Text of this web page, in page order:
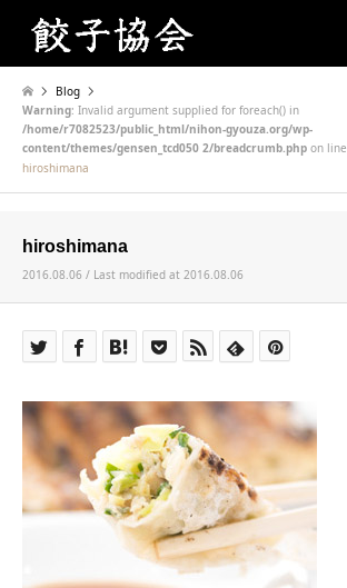
Blog
Warning: Invalid argument supplied for foreach() in
/home/r7082523/public_html/nihon-gyouza.org/wp-
content/themes/gensen_tcd050 2/breadcrumb.php on line
hiroshimana
hiroshimana
2016.08.06 / Last modified at 2016.08.06